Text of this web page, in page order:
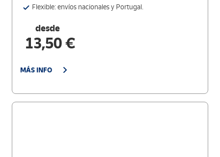
Flexible: envíos nacionales y Portugal.
desde
13,50 €
MÁS INFO